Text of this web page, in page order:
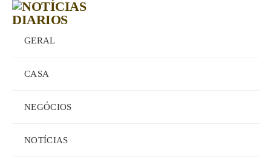
GERAL
CASA
NEGÓCIOS
NOTÍCIAS